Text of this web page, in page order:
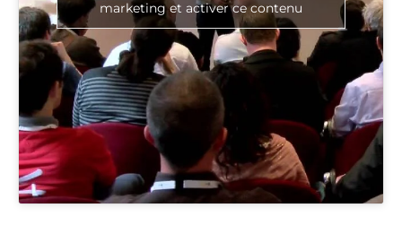
marketing et activer ce contenu